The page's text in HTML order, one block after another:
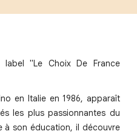
"Le Choix De France
en Italie en 1986, apparaît
les plus passionnantes du
à son éducation, il découvre